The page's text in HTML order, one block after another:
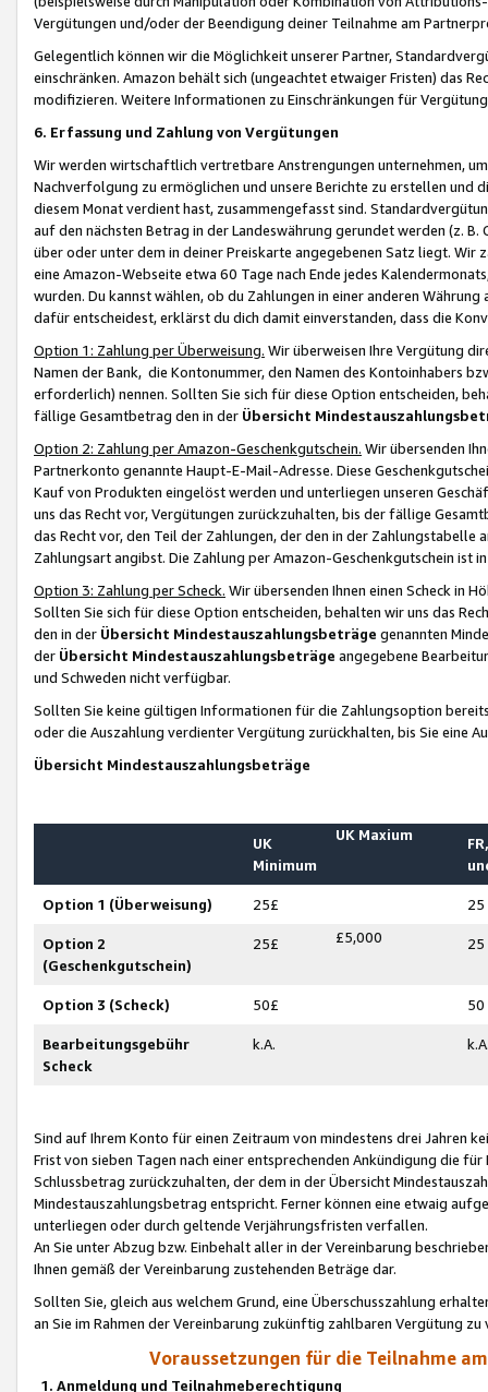
Vergütungen und/oder der Beendigung deiner Teilnahme am
Gelegentlich können wir die Möglichkeit unserer Partner,
einschränken. Amazon behält sich (ungeachtet etwaiger Fristen) das
modifizieren. Weitere Informationen zu Einschränkungen für
6. Erfassung und Zahlung von Vergütungen
Wir werden wirtschaftlich vertretbare Anstrengungen unternehmen,
Nachverfolgung zu ermöglichen und unsere Berichte zu erstellen und
diesem Monat verdient hast, zusammengefasst sind.
auf den nächsten Betrag in der Landeswährung gerundet werden (z.
über oder unter dem in deiner Preiskarte angegebenen Satz liegt.
eine Amazon-Webseite etwa 60 Tage nach Ende jedes
wurden. Du kannst wählen, ob du Zahlungen in einer anderen
dafür entscheidest, erklärst du dich damit einverstanden, dass die
Option 1: Zahlung per Überweisung. Wir überweisen Ihre Vergütung
Namen der Bank, die Kontonummer, den Namen des Kontoinhabers
erforderlich) nennen. Sollten Sie sich für diese Option entscheiden,
fällige Gesamtbetrag den in der Übersicht
Option 2: Zahlung per Amazon-Geschenkgutschein. Wir übersenden
Partnerkonto genannte Haupt-E-Mail-Adresse. Diese
Kauf von Produkten eingelöst werden und unterliegen unseren
uns das Recht vor, Vergütungen zurückzuhalten, bis der fällige
das Recht vor, den Teil der Zahlungen, der den in der
Zahlungsart angibst. Die Zahlung per Amazon-Geschenkgutschein ist
Option 3: Zahlung per Scheck. Wir übersenden Ihnen einen Scheck in
Sollten Sie sich für diese Option entscheiden, behalten wir uns das
den in der Übersicht Mindestauszahlungsbeträge genannten
der Übersicht Mindestauszahlungsbeträge angegebene
und Schweden nicht verfügbar.
Sollten Sie keine gültigen Informationen für die Zahlungsoption
oder die Auszahlung verdienter Vergütung zurückhalten, bis Sie
Übersicht Mindestauszahlungsbeträge
UK
Minimum
UK Maxium
Option 1 (Überweisung) 25£ 25
Option 2
(Geschenkgutschein)
25£ £5,000 25
Option 3 (Scheck) 50£ 50
Bearbeitungsgebühr
Scheck
k.A.
Sind auf Ihrem Konto für einen Zeitraum von mindestens drei Jahren
Frist von sieben Tagen nach einer entsprechenden Ankündigung die
Schlussbetrag zurückzuhalten, der dem in der Übersicht
Mindestauszahlungsbetrag entspricht. Ferner können eine etwaig
unterliegen oder durch geltende Verjährungsfristen verfallen.
An Sie unter Abzug bzw. Einbehalt aller in der Vereinbarung
Ihnen gemäß der Vereinbarung zustehenden Beträge dar.
Sollten Sie, gleich aus welchem Grund, eine Überschusszahlung
an Sie im Rahmen der Vereinbarung zukünftig zahlbaren Vergütung zu
Voraussetzungen für die Teilnahme
1. Anmeldung und Teilnahmeberechtigung